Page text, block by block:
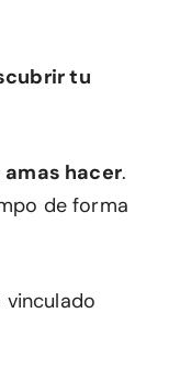
tu
hacer.
de forma